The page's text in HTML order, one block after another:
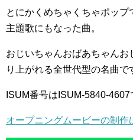
とにかくめちゃくちゃポッ
主題歌にもなった曲。
おじいちゃんおばあちゃん
り上がれる全世代型の名曲で
ISUM番号はISUM-5840-4607
オープニングムービーの制作